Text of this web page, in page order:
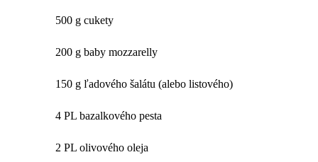
500 g cukety
200 g baby mozzarelly
150 g ľadového šalátu (alebo listového)
4 PL bazalkového pesta
2 PL olivového oleja